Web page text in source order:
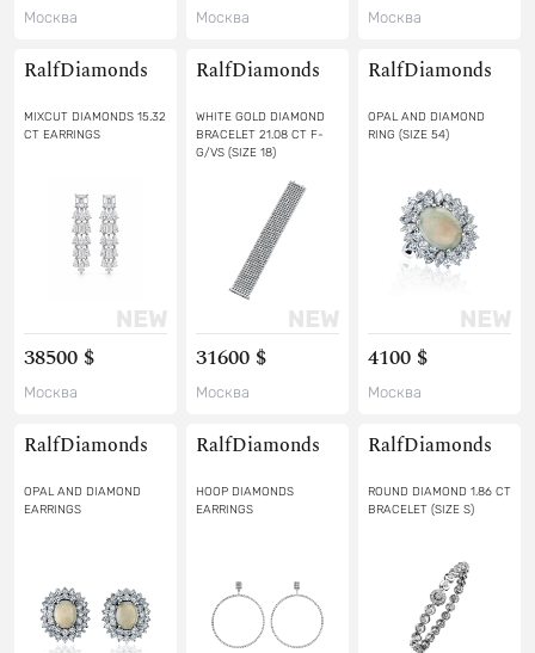
Москва Москва Москва
RalfDiamonds
MIXCUT DIAMONDS 15.32
CT EARRINGS
38500 $
Москва
RalfDiamonds
WHITE GOLD DIAMOND
BRACELET 21.08 CT F-
G/VS (SIZE 18)
31600 $
Москва
RalfDiamonds
OPAL AND DIAMOND
RING (SIZE 54)
4100 $
Москва
RalfDiamonds
OPAL AND DIAMOND
EARRINGS
RalfDiamonds
HOOP DIAMONDS
EARRINGS
RalfDiamonds
ROUND DIAMOND 1.86 CT
BRACELET (SIZE S)